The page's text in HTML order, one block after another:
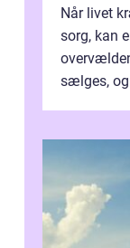
Når livet
sorg, kan
sælges,